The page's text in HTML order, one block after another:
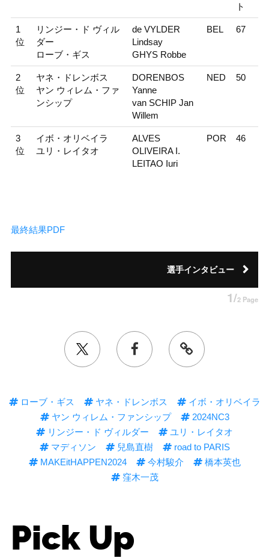
ト
1
位
リンジー・ド ヴィル
ダー
ローブ・ギス
de VYLDER
Lindsay
GHYS Robbe
BEL 67
2
位
ヤネ・ドレンボス
ヤン ウィレム・ファ
ンシップ
DORENBOS
Yanne
van SCHIP Jan
Willem
NED 50
3
位
イボ・オリベイラ
ユリ・レイタオ
ALVES
OLIVEIRA I.
LEITAO Iuri
POR 46
最終結果PDF
選手インタビュー
1/2 Page
ローブ・ギス ヤネ・ドレンボス
イボ・オリベイラ
ヤン ウィレム・ファンシップ
2024NC3
リンジー・ド ヴィルダー
ユリ・レイタオ
マディソン
兒島直樹
road to PARIS
MAKEitHAPPEN2024
今村駿介
橋本英也
窪木一茂
Pick Up